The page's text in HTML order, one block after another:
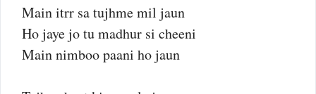
Main itrr sa tujhme mil jaun
Ho jaye jo tu madhur si cheeni
Main nimboo paani ho jaun